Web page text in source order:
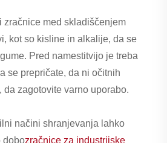
zračnice med skladiščenjem
kot so kisline in alkalije, da se
Pred namestitvijo je treba
se prepričate, da ni očitnih
zagotovite varno uporabo.
načini shranjevanja lahko
dobozračnice za industrijske